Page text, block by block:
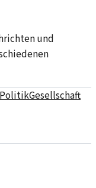
und
PolitikGesellschaft